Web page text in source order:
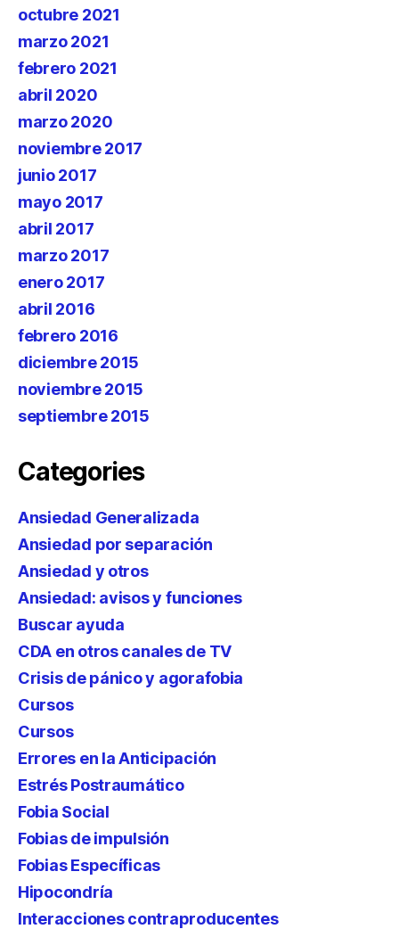
octubre 2021
marzo 2021
febrero 2021
abril 2020
marzo 2020
noviembre 2017
junio 2017
mayo 2017
abril 2017
marzo 2017
enero 2017
abril 2016
febrero 2016
diciembre 2015
noviembre 2015
septiembre 2015
Categories
Ansiedad Generalizada
Ansiedad por separación
Ansiedad y otros
Ansiedad: avisos y funciones
Buscar ayuda
CDA en otros canales de TV
Crisis de pánico y agorafobia
Cursos
Cursos
Errores en la Anticipación
Estrés Postraumático
Fobia Social
Fobias de impulsión
Fobias Específicas
Hipocondría
Interacciones contraproducentes